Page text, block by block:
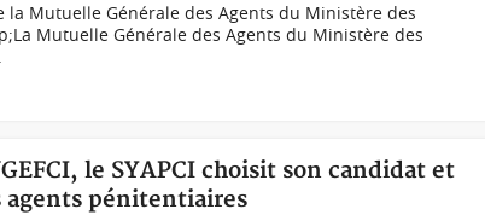
la Mutuelle Générale des Agents du Ministère des
Mutuelle Générale des Agents du Ministère des
le SYAPCI choisit son candidat et
agents pénitentiaires